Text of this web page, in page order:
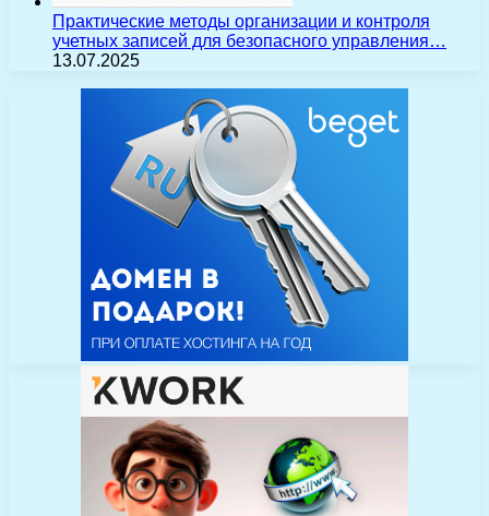
Практические методы организации и контроля
учетных записей для безопасного управления…
13.07.2025